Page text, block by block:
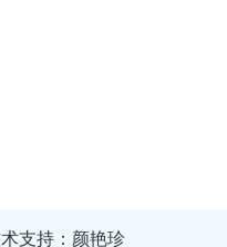
支持：颜艳珍